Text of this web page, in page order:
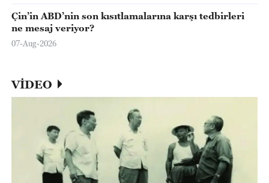
Çin’in ABD’nin son kısıtlamalarına karşı tedbirleri
ne mesaj veriyor?
07-Aug-2026
VİDEO